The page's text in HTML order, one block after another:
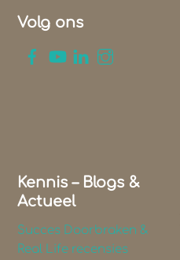
Volg ons
Kennis – Blogs &
Actueel
Succes Doorbraken &
Real Life recensies